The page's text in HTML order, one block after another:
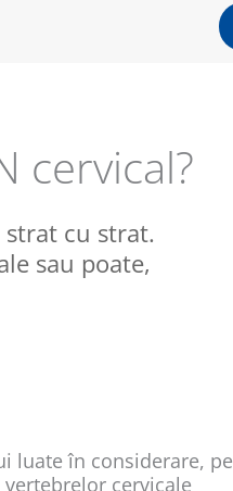
cervical?
cu strat.
sau poate,
luate în considerare, pe
cervicale